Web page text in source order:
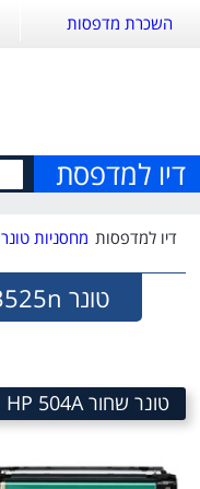
השכרת מדפסות
דיו למדפסת
דיו למדפסות מחסניות טונר HP
טונר HP CP3525n
טונר שחור HP 504A מק"ט 504A Black laserJet Toner Cartridge HP CE250A